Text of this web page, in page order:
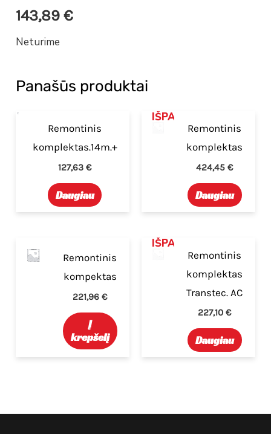
143,89€
Neturime
Panašūs produktai
IŠPARDUOTA
Remontinis
komplektas.14m.+
127,63€
Daugiau
IŠPARDUOTA
Remontinis
komplektas
424,45€
Daugiau
Remontinis
kompektas
221,96€
Į
krepšelį
IŠPARDUOTA
Remontinis
komplektas
Transtec. AC
227,10€
Daugiau